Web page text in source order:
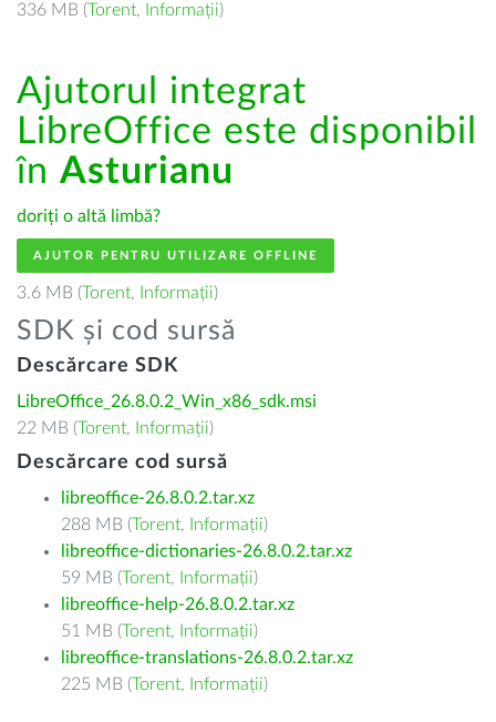
336 MB (Torent, Informații)
Ajutorul integrat
LibreOffice este disponibil
în Asturianu
doriți o altă limbă?
AJUTOR PENTRU UTILIZARE OFFLINE
3.6 MB (Torent, Informații)
SDK și cod sursă
Descărcare SDK
LibreOffice_26.8.0.2_Win_x86_sdk.msi
22 MB (Torent, Informații)
Descărcare cod sursă
libreoffice-26.8.0.2.tar.xz
288 MB (Torent, Informații)
libreoffice-dictionaries-26.8.0.2.tar.xz
59 MB (Torent, Informații)
libreoffice-help-26.8.0.2.tar.xz
51 MB (Torent, Informații)
libreoffice-translations-26.8.0.2.tar.xz
225 MB (Torent, Informații)